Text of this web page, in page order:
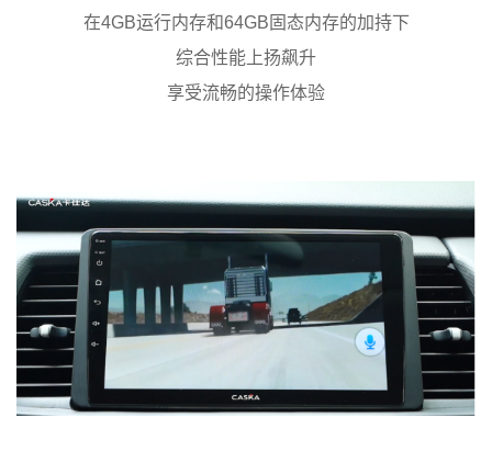
在4GB运行内存和64GB固态内存的加持下
综合性能上扬飙升
享受流畅的操作体验